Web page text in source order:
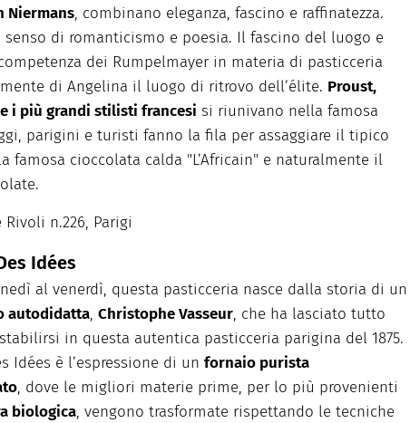
Niermans, combinano eleganza, fascino e raffinatezza.
senso di romanticismo e poesia. Il fascino del luogo e
dei Rumpelmayer in materia di pasticceria
di Angelina il luogo di ritrovo dell’élite. Proust,
i più grandi stilisti francesi si riunivano nella famosa
parigini e turisti fanno la fila per assaggiare il tipico
famosa cioccolata calda "L’Africain" e naturalmente il
Rivoli n.226, Parigi
Idées
al venerdì, questa pasticceria nasce dalla storia di un
autodidatta, Christophe Vasseur, che ha lasciato tutto
in questa autentica pasticceria parigina del 1875.
Idées è l’espressione di un fornaio purista
, dove le migliori materie prime, per lo più provenienti
biologica, vengono trasformate rispettando le tecniche